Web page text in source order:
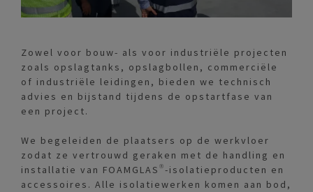
Zowel voor bouw- als voor industriële projecten
zoals opslagtanks, opslagbollen, commerciële
of industriële leidingen, bieden we technisch
advies en bijstand tijdens de opstartfase van
een project.
We begeleiden de plaatsers op de werkvloer
zodat ze vertrouwd geraken met de handling en
installatie van FOAMGLAS®-isolatieproducten en
accessoires. Alle isolatiewerken komen aan bod,